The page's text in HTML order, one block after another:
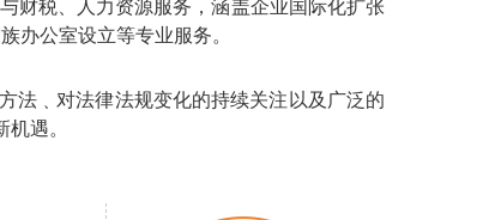
财税、人力资源服务，涵盖企业国际化扩张
办公室设立等专业服务。
法﹑对法律法规变化的持续关注以及广泛的
遇。